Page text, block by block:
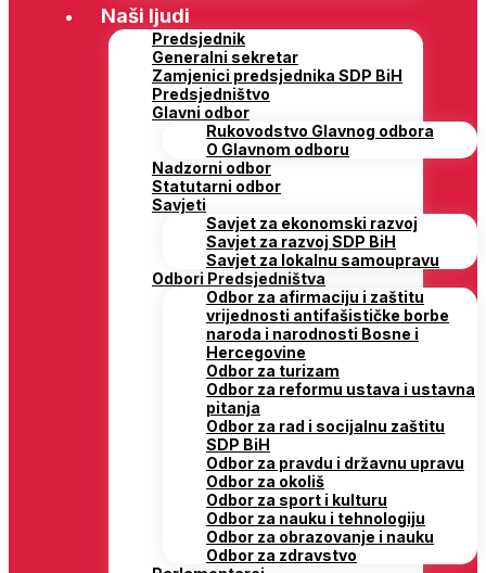
Naši ljudi
Predsjednik
Generalni sekretar
Zamjenici predsjednika SDP BiH
Predsjedništvo
Glavni odbor
Rukovodstvo Glavnog odbora
O Glavnom odboru
Nadzorni odbor
Statutarni odbor
Savjeti
Savjet za ekonomski razvoj
Savjet za razvoj SDP BiH
Savjet za lokalnu samoupravu
Odbori Predsjedništva
Odbor za afirmaciju i zaštitu
vrijednosti antifašističke borbe
naroda i narodnosti Bosne i
Hercegovine
Odbor za turizam
Odbor za reformu ustava i ustavna
pitanja
Odbor za rad i socijalnu zaštitu
SDP BiH
Odbor za pravdu i državnu upravu
Odbor za okoliš
Odbor za sport i kulturu
Odbor za nauku i tehnologiju
Odbor za obrazovanje i nauku
Odbor za zdravstvo